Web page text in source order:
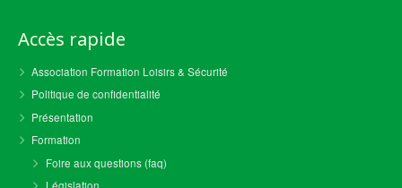
Accès rapide
Association Formation Loisirs & Sécurité
Politique de confidentialité
Présentation
Formation
Foire aux questions (faq)